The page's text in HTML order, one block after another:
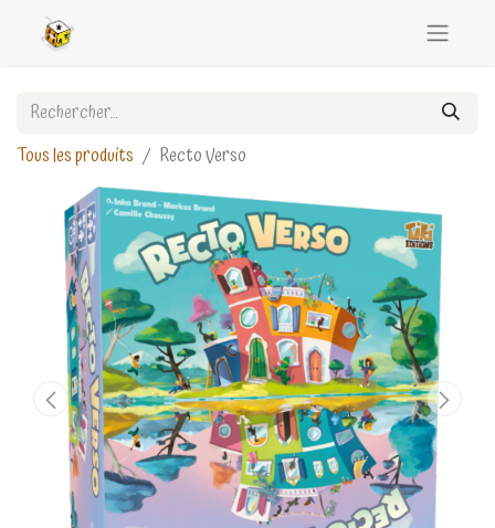
Tous les produits Recto Verso